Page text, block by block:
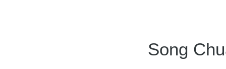
Song